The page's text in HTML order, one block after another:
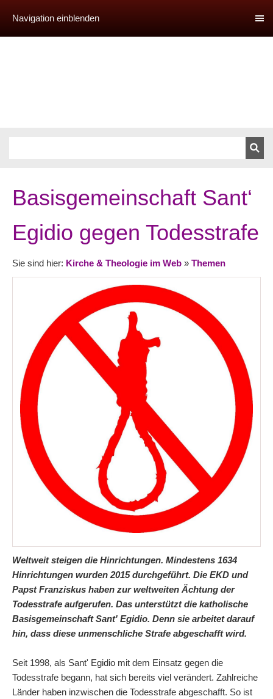
Navigation einblenden
Basisgemeinschaft Sant‘
Egidio gegen Todesstrafe
Sie sind hier: Kirche & Theologie im Web » Themen
Weltweit steigen die Hinrichtungen. Mindestens 1634
Hinrichtungen wurden 2015 durchgeführt. Die EKD und
Papst Franziskus haben zur weltweiten Ächtung der
Todesstrafe aufgerufen. Das unterstützt die katholische
Basisgemeinschaft Sant' Egidio. Denn sie arbeitet darauf
hin, dass diese unmenschliche Strafe abgeschafft wird.
Seit 1998, als Sant' Egidio mit dem Einsatz gegen die
Todesstrafe begann, hat sich bereits viel verändert. Zahlreiche
Länder haben inzwischen die Todesstrafe abgeschafft. So ist